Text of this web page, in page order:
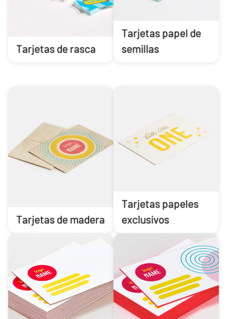
Tarjetas de rasca
Tarjetas papel de
semillas
Tarjetas de madera
Tarjetas papeles
exclusivos